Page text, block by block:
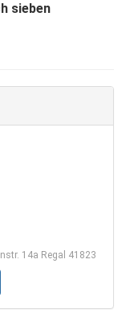
sieben
14a Regal 41823